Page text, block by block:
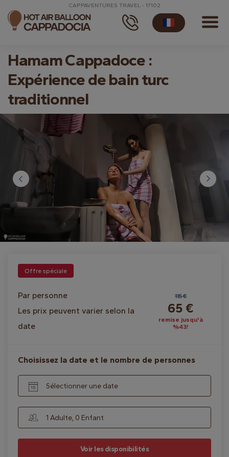
CAPPAVENTURES TRAVEL - 17102
Hamam Cappadoce :
Expérience de bain turc
traditionnel
Offre spéciale
Par personne
Les prix peuvent varier selon la
date
115 €
65 €
remise jusqu'à
%43!
Choisissez la date et le nombre de personnes
Sélectionner une date
1 Adulte, 0 Enfant
Voir les disponibilités